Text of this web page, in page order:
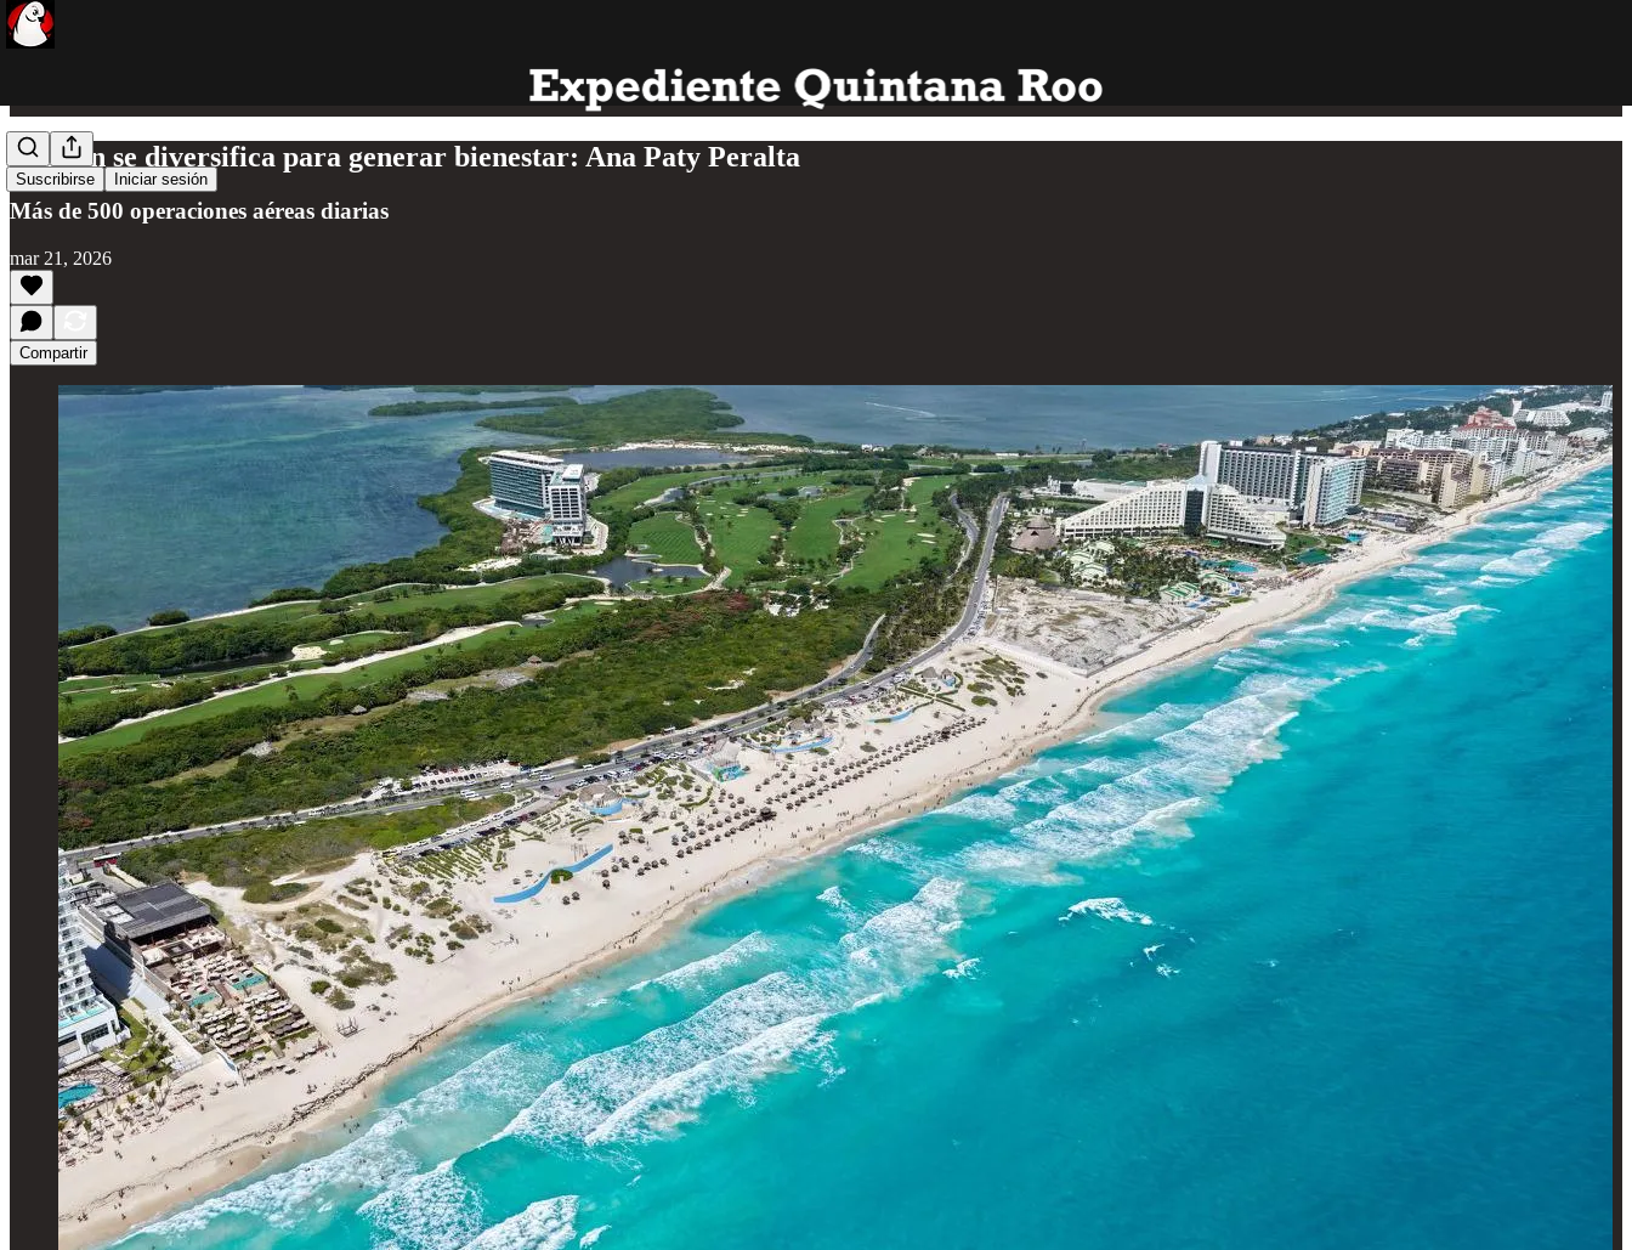
Suscribirse Iniciar sesión
Cancún se diversifica para generar bienestar: Ana Paty Peralta
Más de 500 operaciones aéreas diarias
mar 21, 2026
Compartir